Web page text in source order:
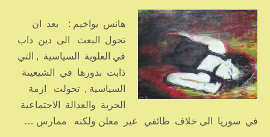
هانس يواخيم : بعد ان
تحول البعث الى دين ذاب
في العلوية السياسية , التي
ذابت بدورها في الشيعيىة
السياسية , تحولت ازمة
الحرية والعدالة الاجتماعية
في سوريا الى خلاف طائفي غير معلن ولكنه ممارس …